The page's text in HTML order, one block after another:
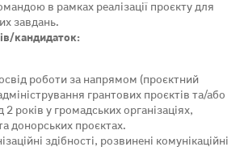
в рамках реалізації проєкту для
завдань.
кандидаток:
роботи за напрямом (проєктний
грантових проєктів та/або
2 років у громадських організаціях,
донорських проєктах.
здібності, розвинені комунікаційні